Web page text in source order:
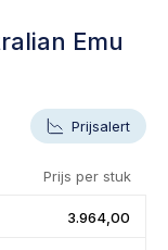
Emu
Prijsalert
Prijs per stuk
3.964,00